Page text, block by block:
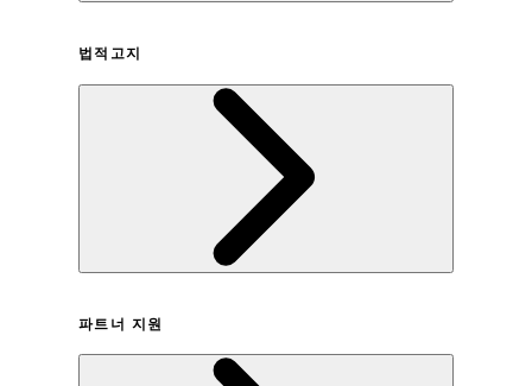
법적고지
개인정보취급방침
파트너 지원